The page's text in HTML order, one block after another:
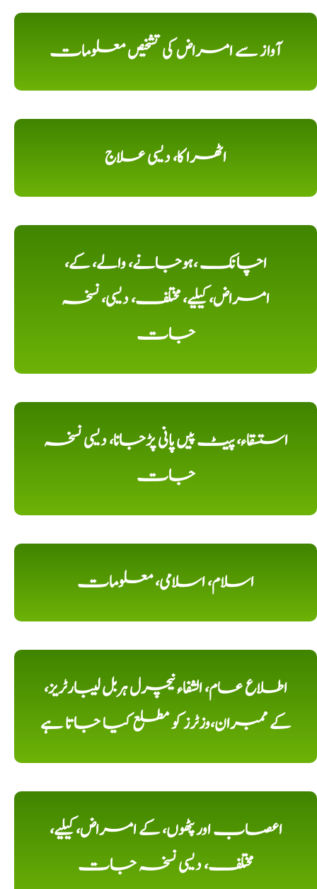
آواز سے امراض کی تشخیص معلومات
اٹھرا کا، دیسی علاج
اچانک ،ہوجانے، والے، کے،
امراض، کیلیے، مختلف، دیسی، نسخہ
جات
استسقاء، پیٹ پیں پانی پڑجانا، دیسی نسخہ
جات
اسلام، اسلامی، معلومات
اطلاع عام، الشفاء نیچرل ہربل لیبارٹریز،
کے ممبران،وزٹرز کو مطلع کیا جاتا ہے
اعصاب اور پٹھوں، کے امراض، کیلیے،
مختلف، دیسی نسخہ جات